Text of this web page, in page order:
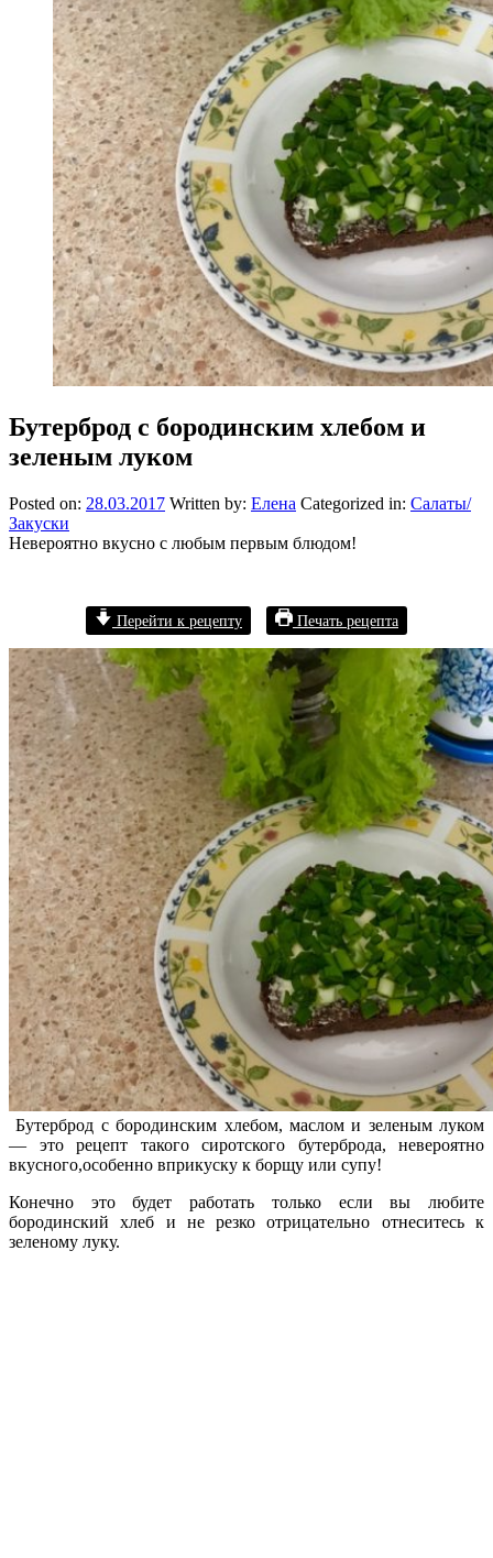
Бутерброд с бородинским хлебом и
зеленым луком
Posted on: 28.03.2017 Written by: Елена Categorized in: Салаты/
Закуски
Невероятно вкусно с любым первым блюдом!
Перейти к рецепту Печать рецепта
Бутерброд с бородинским хлебом, маслом и зеленым луком
— это рецепт такого сиротского бутерброда, невероятно
вкусного,особенно вприкуску к борщу или супу!
Конечно это будет работать только если вы любите
бородинский хлеб и не резко отрицательно отнеситесь к
зеленому луку.